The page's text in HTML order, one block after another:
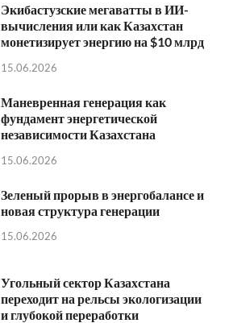
Экибастузские мегаватты в ИИ-
вычисления или как Казахстан
монетизирует энергию на $10 млрд
15.06.2026
Маневренная генерация как
фундамент энергетической
независимости Казахстана
15.06.2026
Зеленый прорыв в энергобалансе и
новая структура генерации
15.06.2026
Угольный сектор Казахстана
переходит на рельсы экологизации
и глубокой переработки